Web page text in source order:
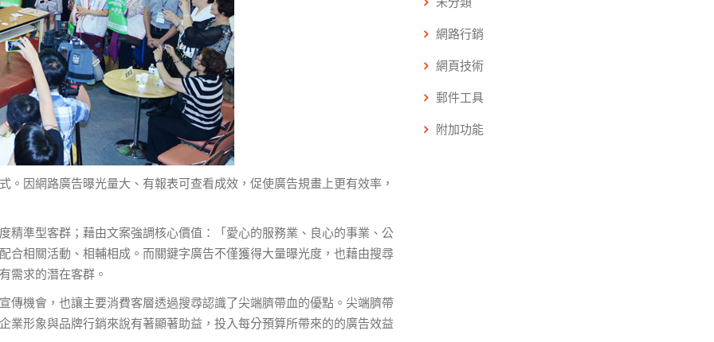
。因網路廣告曝光量大、有報表可查看成效，促使廣告規畫上更有效率，
精準型客群；藉由文案強調核心價值：「愛心的服務業、良心的事業、公
合相關活動、相輔相成。而關鍵字廣告不僅獲得大量曝光度，也藉由搜尋
需求的潛在客群。
傳機會，也讓主要消費客層透過搜尋認識了尖端臍帶血的優點。尖端臍帶
業形象與品牌行銷來說有著顯著助益，投入每分預算所帶來的的廣告效益
網路行銷
網頁技術
郵件工具
附加功能